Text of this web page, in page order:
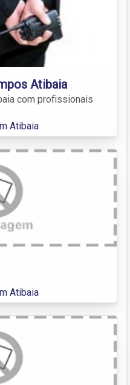
Atibaia
com profissionais
Atibaia
Atibaia